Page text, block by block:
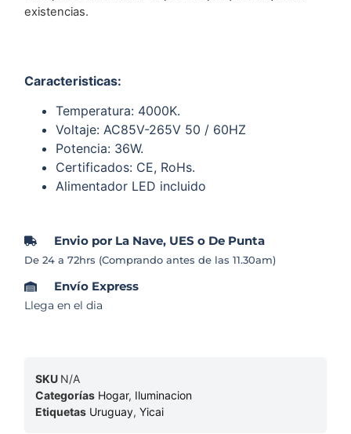
existencias.
Caracteristicas:
Temperatura: 4000K.
Voltaje: AC85V-265V 50 / 60HZ
Potencia: 36W.
Certificados: CE, RoHs.
Alimentador LED incluido
Envio por La Nave, UES o De Punta
De 24 a 72hrs (Comprando antes de las 11.30am)
Envío Express
Llega en el dia
SKU N/A
Categorías Hogar, Iluminacion
Etiquetas Uruguay,Yicai